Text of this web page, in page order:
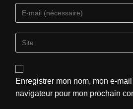
Enregistrer mon nom, mon e-
navigateur pour mon prochain